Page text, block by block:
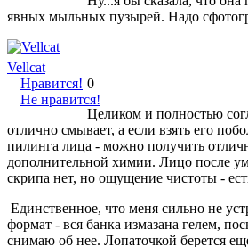
явных мыльных пузырей. Надо
Vellcat
Нравится!
Не нравится!
0
Целиком и полностью
отлично смывает, а если взять его
пилинга лица - можно получить
дополнительной химии. Лицо после
скрипа нет, но ощущение чистоты -
Единственное, что меня сильно не
формат - вся банка измазана гелем,
снимаю об нее. Лопаточкой берется